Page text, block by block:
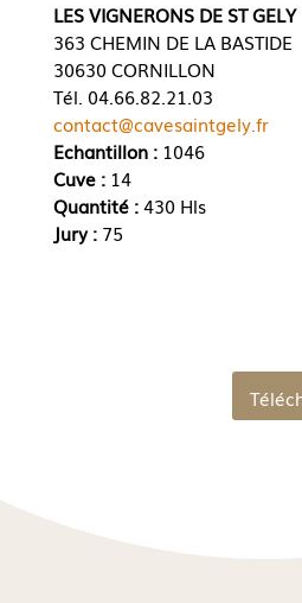
LES VIGNERONS DE ST GELY
363 CHEMIN DE LA BASTIDE
30630 CORNILLON
Tél. 04.66.82.21.03
contact@cavesaintgely.fr
Echantillon :1046
Cuve : 14
Quantité :430 Hls
Jury : 75